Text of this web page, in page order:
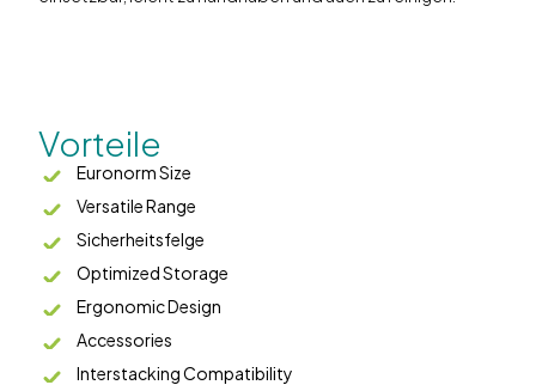
Vorteile
Euronorm Size
Versatile Range
Sicherheitsfelge
Optimized Storage
Ergonomic Design
Accessories
Interstacking Compatibility